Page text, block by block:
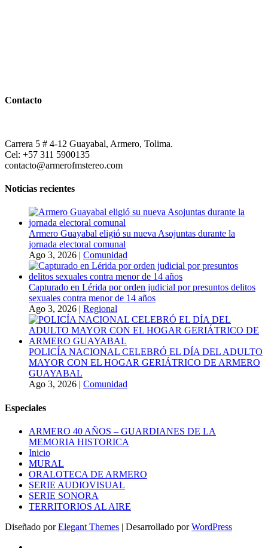
Contacto
Carrera 5 # 4-12 Guayabal, Armero, Tolima.
Cel: +57 311 5900135
contacto@armerofmstereo.com
Noticias recientes
Armero Guayabal eligió su nueva Asojuntas durante la
jornada electoral comunal
Ago 3, 2026
Comunidad
Capturado en Lérida por orden judicial por presuntos delitos
sexuales contra menor de 14 años
Ago 3, 2026
Regional
POLICÍA NACIONAL CELEBRÓ EL DÍA DEL ADULTO
MAYOR CON EL HOGAR GERIÁTRICO DE ARMERO
GUAYABAL
Ago 3, 2026
Comunidad
Especiales
ARMERO 40 AÑOS – GUARDIANES DE LA
MEMORIA HISTORICA
Inicio
MURAL
ORALOTECA DE ARMERO
SERIE AUDIOVISUAL
SERIE SONORA
TERRITORIOS AL AIRE
Diseñado porElegant Themes | Desarrollado porWordPress